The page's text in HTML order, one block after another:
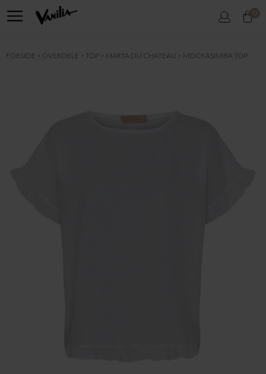
0
FORSIDE OVERDELE TOP MARTA DU CHATEAU MDCKASIMIRA TOP